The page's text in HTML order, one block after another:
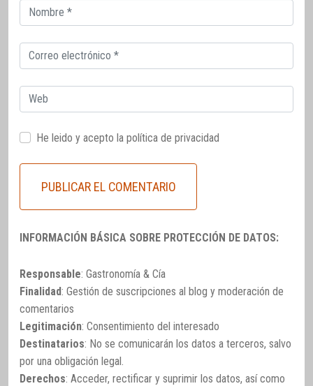
Correo
electrónico
Correo
electrónico
Web
He leido y acepto la política de privacidad
INFORMACIÓN BÁSICA SOBRE PROTECCIÓN DE DATOS:
Responsable: Gastronomía & Cía
Finalidad: Gestión de suscripciones al blog y moderación de
comentarios
Legitimación: Consentimiento del interesado
Destinatarios: No se comunicarán los datos a terceros, salvo
por una obligación legal.
Derechos: Acceder, rectificar y suprimir los datos, así como